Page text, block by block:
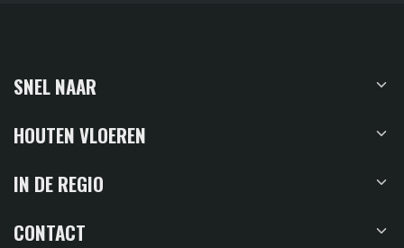
SNEL NAAR
HOUTEN VLOEREN
IN DE REGIO
CONTACT